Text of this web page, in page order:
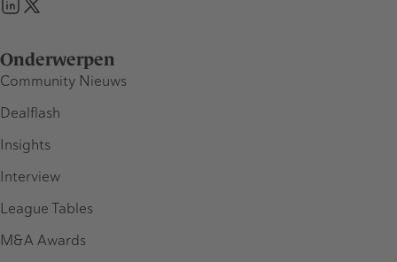
Onderwerpen
Community Nieuws
Dealflash
Insights
Interview
League Tables
M&A Awards